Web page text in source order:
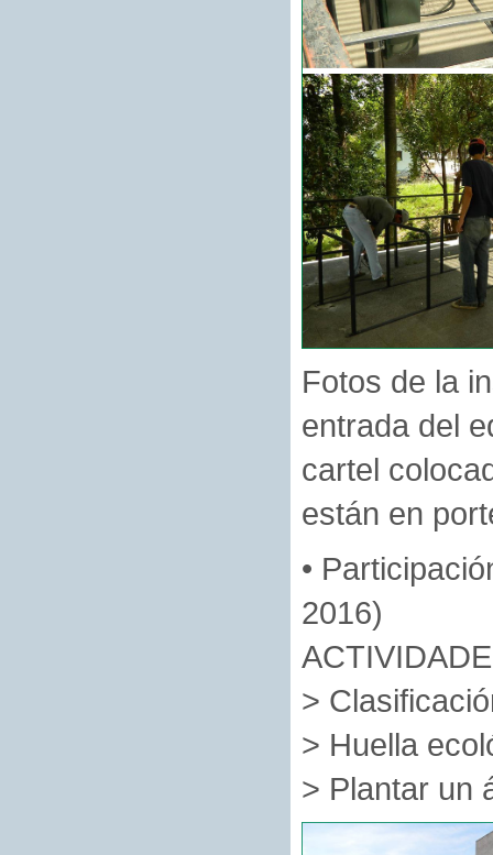
Fotos de la
entrada del
cartel
están en
•
2016)
>
> Huella
> Plantar un